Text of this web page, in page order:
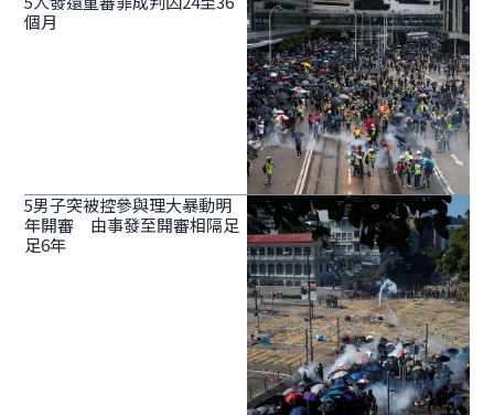
個月
5男子突被控參與理大暴動明
年開審 由事發至開審相隔足
足6年